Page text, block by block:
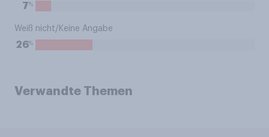
7%
Weiß nicht/Keine Angabe
26%
Verwandte Themen